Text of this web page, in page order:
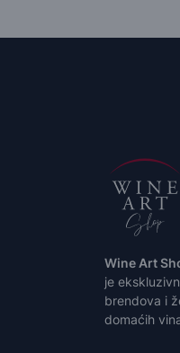
Wine Art
je
brendova i
domaćih